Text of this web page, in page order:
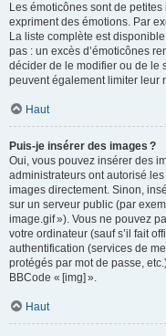
Les émoticônes sont de
expriment des émotions. Par
La liste complète est
pas : un excès d’émoticônes
décider de le modifier ou de le
peuvent également limiter leur
Haut
Puis-je insérer des images ?
Oui, vous pouvez insérer des
administrateurs ont autorisé
images directement. Sinon,
sur un serveur public (par
image.gif »). Vous ne pouvez
votre ordinateur (sauf s’il fait
authentification (services de
protégés par mot de passe,
BBCode « [img] ».
Haut